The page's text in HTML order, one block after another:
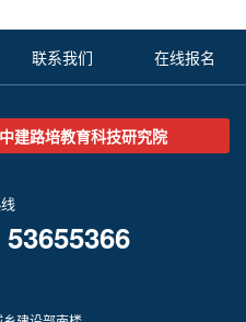
联系我们 在线报名
中建路培教育科技研究院